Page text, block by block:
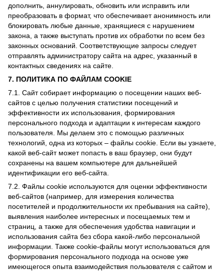
дополнить, аннулировать, обновить или исправить или
преобразовать в формат, что обеспечивает анонимность или
блокировать любые данные, хранящиеся с нарушением
закона, а также выступать против их обработки по всем без
законных оснований. Соответствующие запросы следует
отправлять администратору сайта на адрес, указанный в
контактных сведениях на сайте.
7. ПОЛИТИКА ПО ФАЙЛАМ COOKIE
7.1. Сайт собирает информацию о посещении наших веб-
сайтов с целью получения статистики посещений и
эффективности их использования, формирования
персонального подхода и адаптации к интересам каждого
пользователя. Мы делаем это с помощью различных
технологий, одна из которых – файлы cookie. Если вы узнаете,
какой веб-сайт может попасть в ваш браузер, они будут
сохранены на вашем компьютере для дальнейшей
идентификации его веб-сайта.
7.2. Файлы cookie используются для оценки эффективности
веб-сайтов (например, для измерения количества
посетителей и продолжительности их пребывания на сайте),
выявления наиболее интересных и посещаемых тем и
страниц, а также для обеспечения удобства навигации и
использования сайта без сбора какой-либо персональной
информации. Также cookie-файлы могут использоваться для
формирования персонального подхода на основе уже
имеющегося опыта взаимодействия пользователя с сайтом и